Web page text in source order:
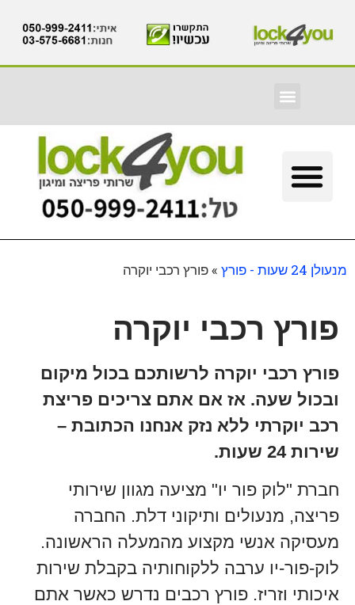
מנעולן 24 שעות - פורץ »פורץ רכבי יוקרה
פורץ רכבי יוקרה
פורץ רכבי יוקרה לרשותכם בכול מיקום
ובכול שעה. אז אם אתם צריכים פריצת
רכב יוקרתי ללא נזק אנחנו הכתובת –
שירות 24 שעות.
חברת "לוק פור יו" מציעה מגוון שירותי
פריצה, מנעולים ותיקוני דלת. החברה
מעסיקה אנשי מקצוע מהמעלה הראשונה.
לוק-פור-יו ערבה ללקוחותיה בקבלת שירות
איכותי וזריז. פורץ רכבים נדרש כאשר אתם